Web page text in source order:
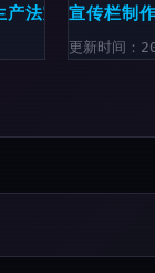
产法宣传宣传栏制
更新时间